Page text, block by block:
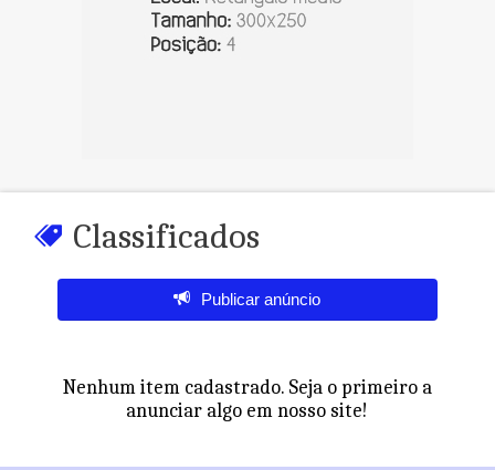
Classificados
Publicar anúncio
Nenhum item cadastrado. Seja o primeiro a
anunciar algo em nosso site!